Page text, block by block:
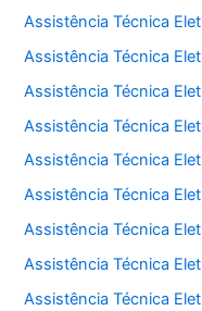
Assistência Técnica
Assistência Técnica
Assistência Técnica
Assistência Técnica
Assistência Técnica
Assistência Técnica
Assistência Técnica
Assistência Técnica
Assistência Técnica